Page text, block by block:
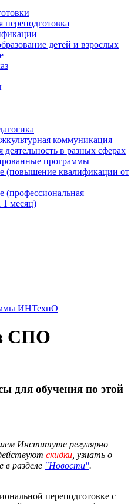
переподготовка
детей и взрослых
коммуникация
в разных сферах
программы
(повышение квалификации от
(профессиональная
1 месяц)
ИНТехнО
СПО
для обучения по этой
Институте регулярно
скидки , узнать о
разделе "Новости".
переподготовке с